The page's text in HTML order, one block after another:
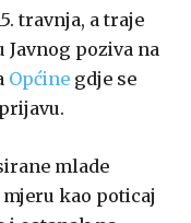
travnja, a traje
Javnog poziva na
Općine gdje se
mlade
kao poticaj